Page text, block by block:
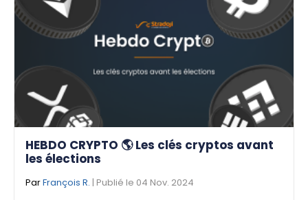
HEBDO CRYPTO 🌎 Les clés cryptos avant
les élections
ParFrançois R. | Publié le 04 Nov. 2024